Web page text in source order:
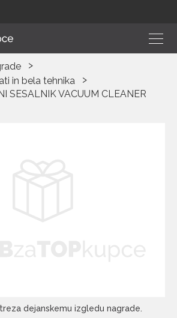
in bela tehnika
SESALNIK VACUUM CLEANER
dejanskemu izgledu nagrade.